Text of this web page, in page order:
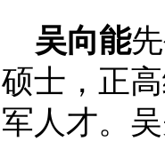
吴向能
硕士，正
军人才。